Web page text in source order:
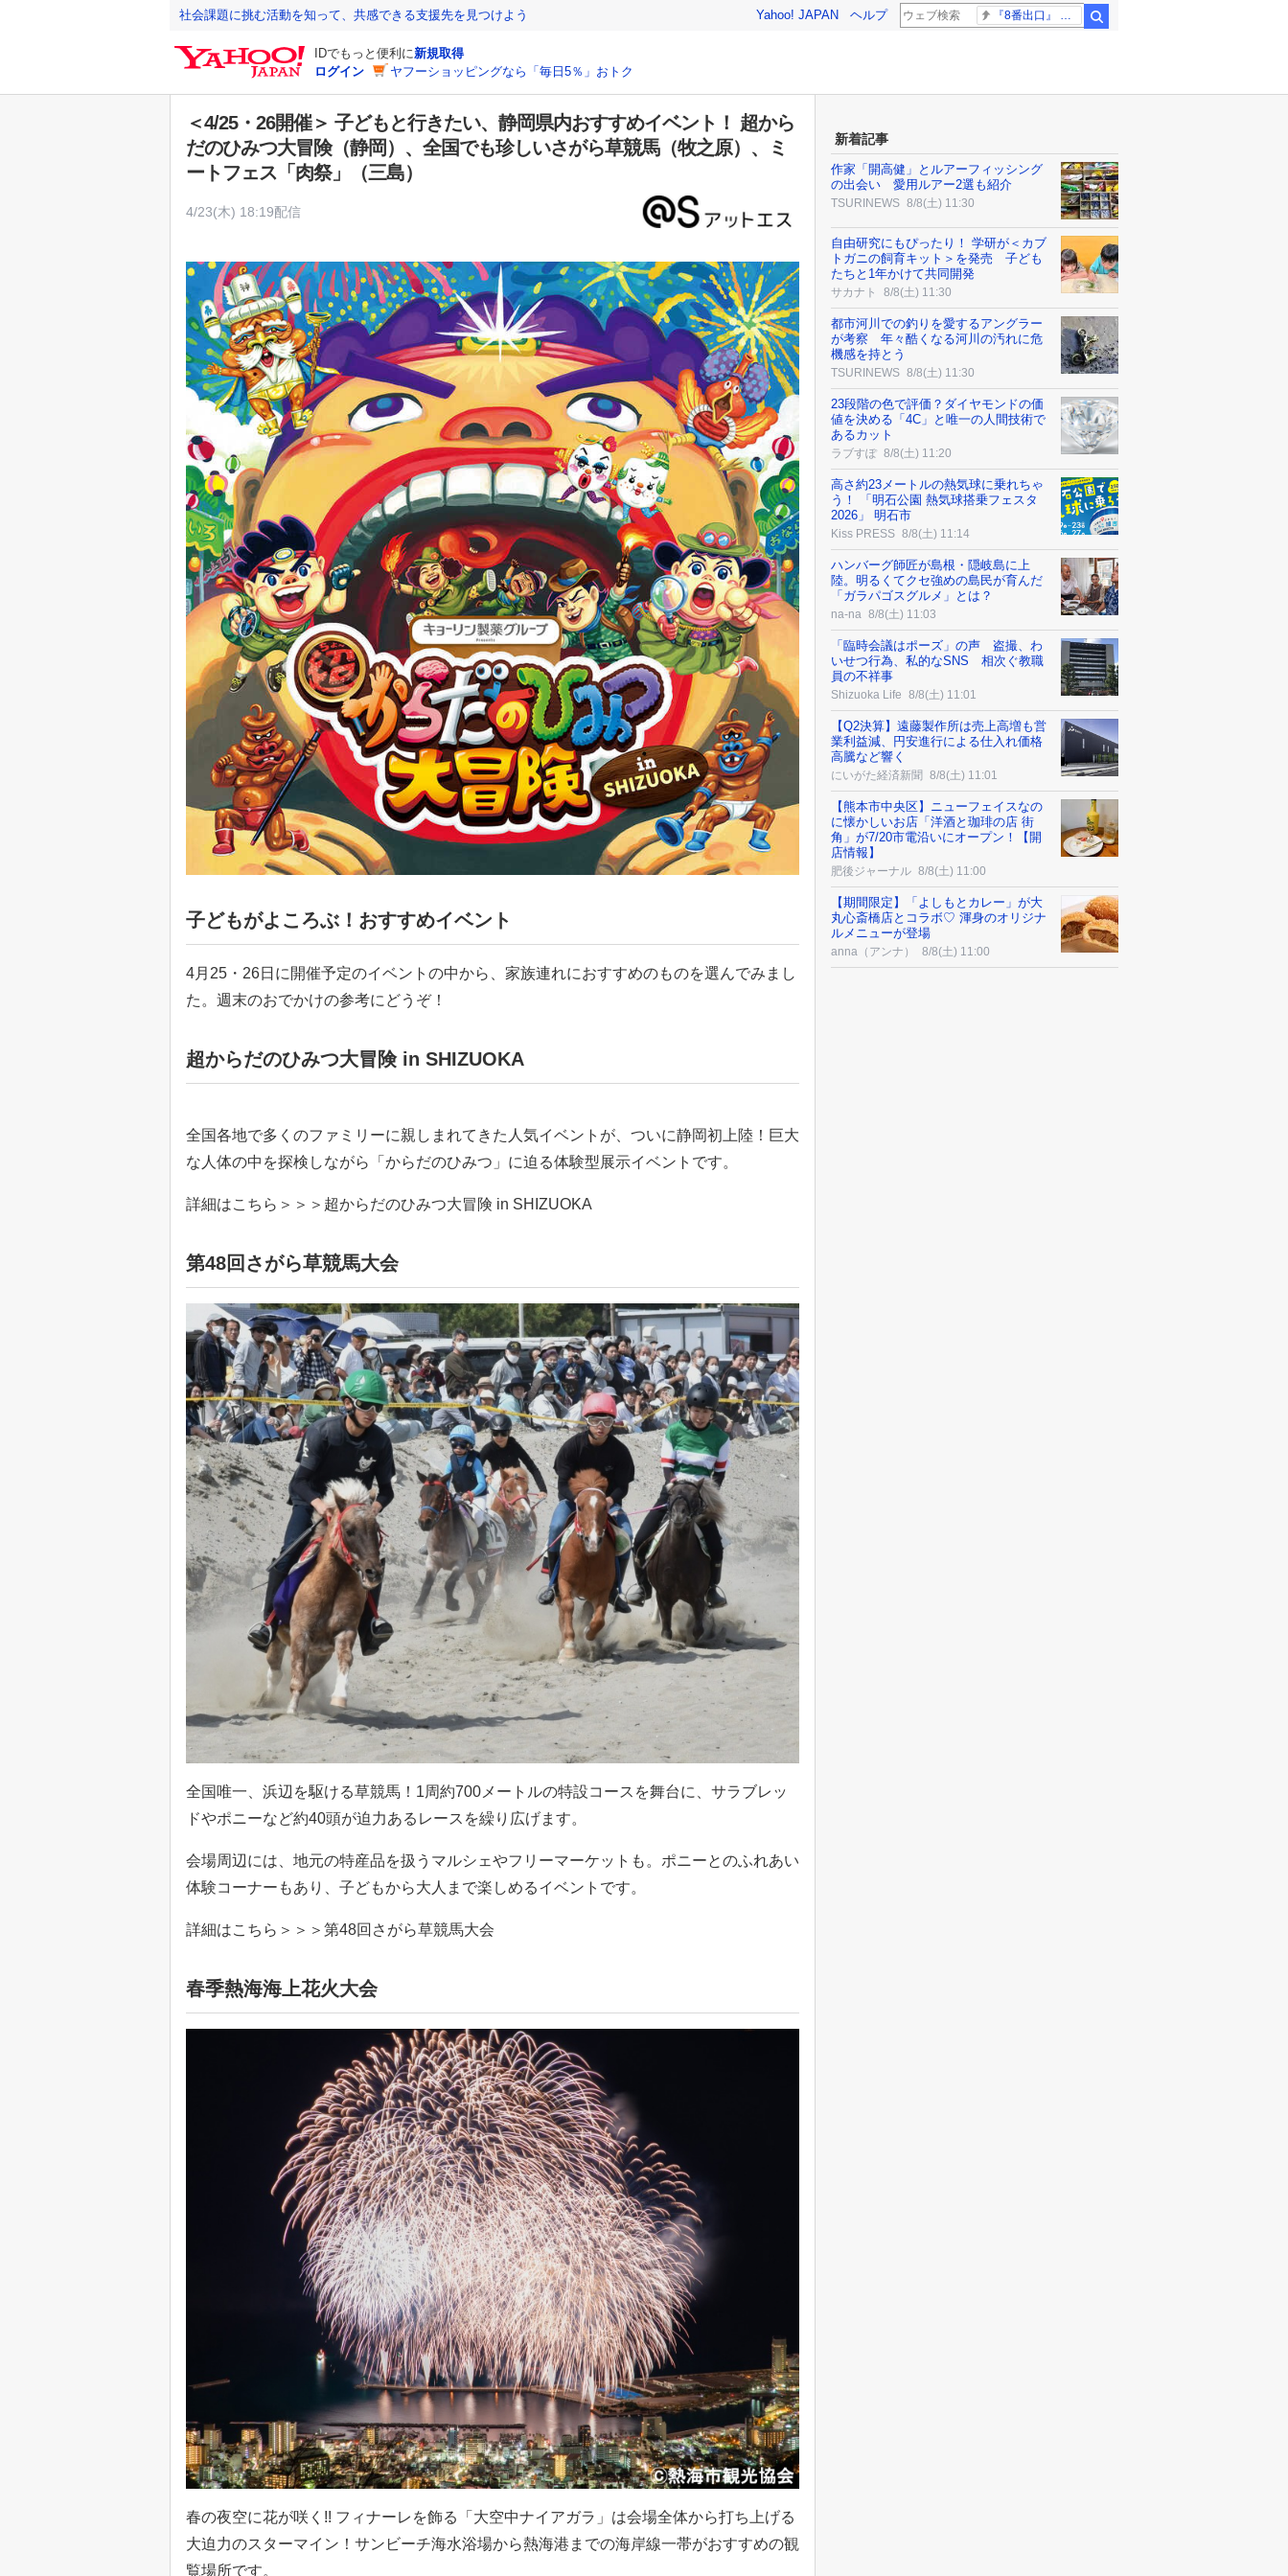
社会課題に挑む活動を知って、共感できる支援先を見つけよう Yahoo! JAPAN ヘルプ 『8番出口』 金ロー
IDでもっと便利に新規取得
ログイン
ヤフーショッピングなら「毎日5％」おトク
＜4/25・26開催＞ 子どもと行きたい、静岡県内おすすめイベント！ 超から
だのひみつ大冒険（静岡）、全国でも珍しいさがら草競馬（牧之原）、ミ
ートフェス「肉祭」（三島）
4/23(木) 18:19配信
子どもがよころぶ！おすすめイベント
4月25・26日に開催予定のイベントの中から、家族連れにおすすめのものを選んでみまし
た。週末のおでかけの参考にどうぞ！
超からだのひみつ大冒険 in SHIZUOKA
全国各地で多くのファミリーに親しまれてきた人気イベントが、ついに静岡初上陸！巨大
な人体の中を探検しながら「からだのひみつ」に迫る体験型展示イベントです。
詳細はこちら＞＞＞超からだのひみつ大冒険 in SHIZUOKA
第48回さがら草競馬大会
全国唯一、浜辺を駆ける草競馬！1周約700メートルの特設コースを舞台に、サラブレッ
ドやポニーなど約40頭が迫力あるレースを繰り広げます。
会場周辺には、地元の特産品を扱うマルシェやフリーマーケットも。ポニーとのふれあい
体験コーナーもあり、子どもから大人まで楽しめるイベントです。
詳細はこちら＞＞＞第48回さがら草競馬大会
春季熱海海上花火大会
春の夜空に花が咲く!! フィナーレを飾る「大空中ナイアガラ」は会場全体から打ち上げる
大迫力のスターマイン！サンビーチ海水浴場から熱海港までの海岸線一帯がおすすめの観
覧場所です。
新着記事
作家「開高健」とルアーフィッシング
の出会い 愛用ルアー2選も紹介
TSURINEWS 8/8(土) 11:30
自由研究にもぴったり！ 学研が＜カブ
トガニの飼育キット＞を発売 子ども
たちと1年かけて共同開発
サカナト 8/8(土) 11:30
都市河川での釣りを愛するアングラー
が考察 年々酷くなる河川の汚れに危
機感を持とう
TSURINEWS 8/8(土) 11:30
23段階の色で評価？ダイヤモンドの価
値を決める「4C」と唯一の人間技術で
あるカット
ラブすぽ 8/8(土) 11:20
高さ約23メートルの熱気球に乗れちゃ
う！ 「明石公園 熱気球搭乗フェスタ
2026」 明石市
Kiss PRESS 8/8(土) 11:14
ハンバーグ師匠が島根・隠岐島に上
陸。明るくてクセ強めの島民が育んだ
「ガラパゴスグルメ」とは？
na-na 8/8(土) 11:03
「臨時会議はポーズ」の声 盗撮、わ
いせつ行為、私的なSNS 相次ぐ教職
員の不祥事
Shizuoka Life 8/8(土) 11:01
【Q2決算】遠藤製作所は売上高増も営
業利益減、円安進行による仕入れ価格
高騰など響く
にいがた経済新聞 8/8(土) 11:01
【熊本市中央区】ニューフェイスなの
に懐かしいお店「洋酒と珈琲の店 街
角」が7/20市電沿いにオープン！【開
店情報】
肥後ジャーナル 8/8(土) 11:00
【期間限定】「よしもとカレー」が大
丸心斎橋店とコラボ♡ 渾身のオリジナ
ルメニューが登場
anna（アンナ） 8/8(土) 11:00